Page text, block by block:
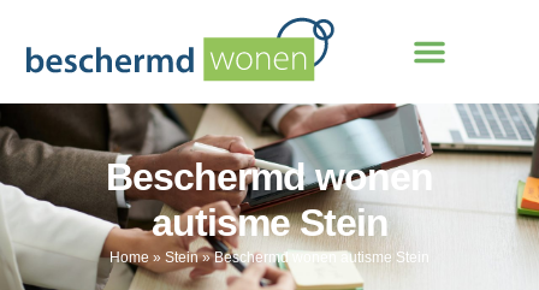
Beschermd wonen
autisme Stein
Home » Stein»Beschermd wonen autisme Stein